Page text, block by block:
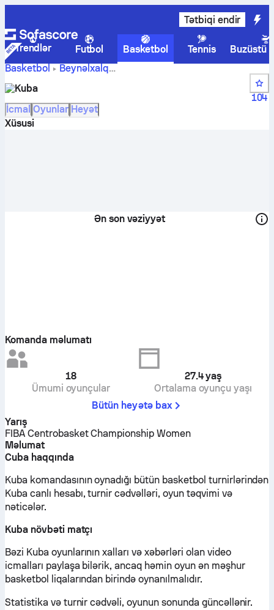
Tətbiqi endir
Trendlər Futbol Basketbol Tennis
Buzüstü
Basketbol
Beynəlxalq
FIBA Centrobasket Championship Women
hesabları, turnir cədvəlləri, oyun təqvimi və oyunçuları
Kuba
104
İcmal Oyunlar Heyət
Xüsusi
Ən son vəziyyət
Komanda məlumatı
18
Ümumi oyunçular
27.4yaş
Ortalama oyunçu yaşı
Bütün heyətə bax
Yarış
FIBA Centrobasket Championship Women
Məlumat
Cuba haqqında
Kuba komandasının oynadığı bütün basketbol turnirlərindən
Kuba canlı hesabı, turnir cədvəlləri, oyun təqvimi və
nəticələr.
Kuba növbəti matçı
Bəzi Kuba oyunlarının xalları və xəbərləri olan video
icmalları paylaşa bilərik, ancaq həmin oyun ən məşhur
basketbol liqalarından birində oynanılmalıdır.
Statistika və turnir cədvəli, oyunun sonunda güncəllənir.